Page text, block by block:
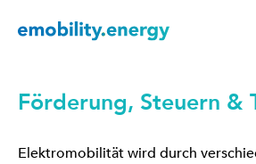
Förderung, Steuern &
Elektromobilität wird durch